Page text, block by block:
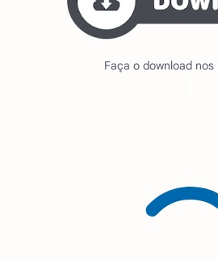
Faça o download nos
OS LINKS PARA